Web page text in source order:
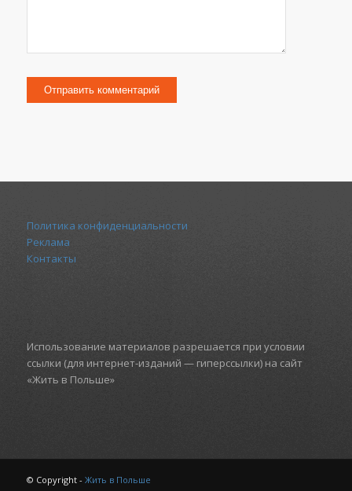
Политика конфиденциальности
Реклама
Контакты
Использование материалов разрешается при условии
ссылки (для интернет-изданий — гиперссылки) на сайт
«Жить в Польше»
© Copyright - Жить в Польше